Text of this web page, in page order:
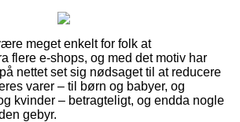
meget enkelt for folk at
flere e-shops, og med det motiv har
nettet set sig nødsaget til at reducere
varer – til børn og babyer, og
kvinder – betragteligt, og endda nogle
gebyr.